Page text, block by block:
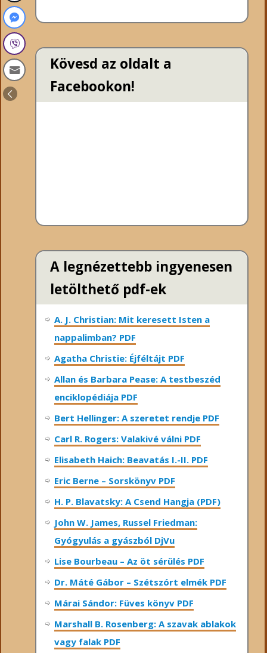
Kövesd az oldalt a
Facebookon!
A legnézettebb ingyenesen
letölthető pdf-ek
A. J. Christian: Mit keresett Isten a
nappalimban? PDF
Agatha Christie: Éjféltájt PDF
Allan és Barbara Pease: A testbeszéd
enciklopédiája PDF
Bert Hellinger: A ​szeretet rendje PDF
Carl R. Rogers: Valakivé válni PDF
Elisabeth Haich: Beavatás I.-II. PDF
Eric Berne – Sorskönyv PDF
H. P. Blavatsky: A Csend Hangja (PDF)
John W. James, Russel Friedman:
Gyógyulás a gyászból DjVu
Lise Bourbeau – Az öt sérülés PDF
Dr. Máté Gábor – Szétszórt elmék PDF
Márai Sándor: Füves könyv PDF
Marshall B. Rosenberg: A szavak ablakok
vagy falak PDF